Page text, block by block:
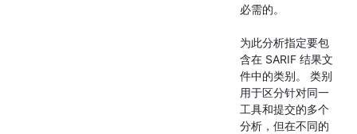
必需的。
为此分析指定要包
含在 SARIF 结果文
件中的类别。 类别
用于区分针对同一
工具和提交的多个
分析，但在不同的